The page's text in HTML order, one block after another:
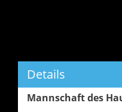
Details
Mannschaft des